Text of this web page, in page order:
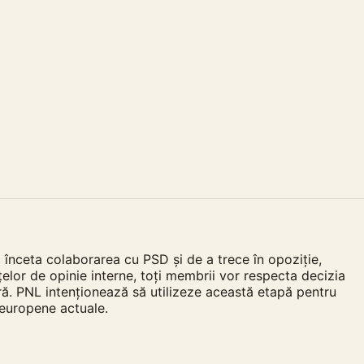
colaborarea cu PSD și de a trece în opoziție,
de opinie interne, toți membrii vor respecta decizia
PNL intenționează să utilizeze această etapă pentru
actuale.